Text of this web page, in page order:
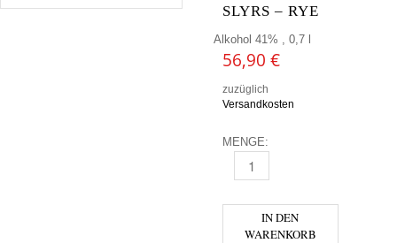
SLYRS – RYE
Alkohol 41% , 0,7 l
56,90 €
zuzüglich
Versandkosten
MENGE:
SLYRS - RYE MENGE
IN DEN
WARENKORB